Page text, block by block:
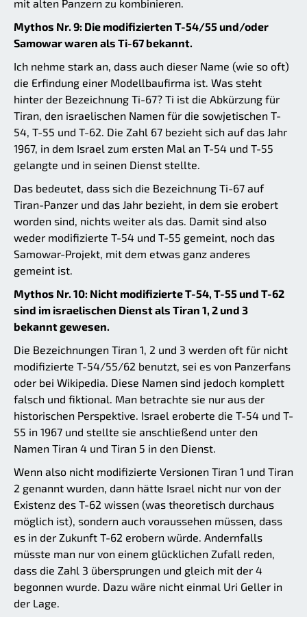
mit alten Panzern zu kombinieren.
Mythos Nr. 9: Die modifizierten T-54/55 und/oder
Samowar waren als Ti-67 bekannt.
Ich nehme stark an, dass auch dieser Name (wie so oft)
die Erfindung einer Modellbaufirma ist. Was steht
hinter der Bezeichnung Ti-67? Ti ist die Abkürzung für
Tiran, den israelischen Namen für die sowjetischen T-
54, T-55 und T-62. Die Zahl 67 bezieht sich auf das Jahr
1967, in dem Israel zum ersten Mal an T-54 und T-55
gelangte und in seinen Dienst stellte.
Das bedeutet, dass sich die Bezeichnung Ti-67 auf
Tiran-Panzer und das Jahr bezieht, in dem sie erobert
worden sind, nichts weiter als das. Damit sind also
weder modifizierte T-54 und T-55 gemeint, noch das
Samowar-Projekt, mit dem etwas ganz anderes
gemeint ist.
Mythos Nr. 10: Nicht modifizierte T-54, T-55 und T-62
sind im israelischen Dienst als Tiran 1, 2 und 3
bekannt gewesen.
Die Bezeichnungen Tiran 1, 2 und 3 werden oft für nicht
modifizierte T-54/55/62 benutzt, sei es von Panzerfans
oder bei Wikipedia. Diese Namen sind jedoch komplett
falsch und fiktional. Man betrachte sie nur aus der
historischen Perspektive. Israel eroberte die T-54 und T-
55 in 1967 und stellte sie anschließend unter den
Namen Tiran 4 und Tiran 5 in den Dienst.
Wenn also nicht modifizierte Versionen Tiran 1 und Tiran
2 genannt wurden, dann hätte Israel nicht nur von der
Existenz des T-62 wissen (was theoretisch durchaus
möglich ist), sondern auch voraussehen müssen, dass
es in der Zukunft T-62 erobern würde. Andernfalls
müsste man nur von einem glücklichen Zufall reden,
dass die Zahl 3 übersprungen und gleich mit der 4
begonnen wurde. Dazu wäre nicht einmal Uri Geller in
der Lage.